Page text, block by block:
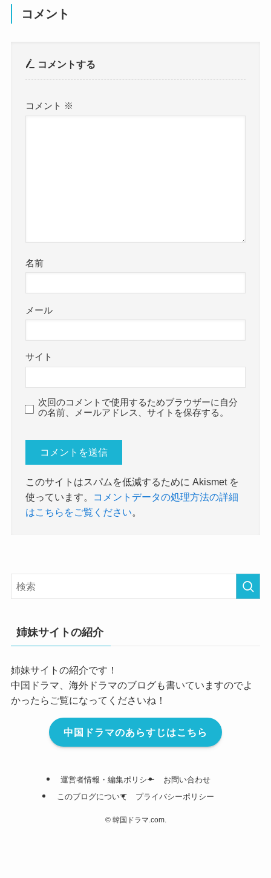
コメント
コメントする
コメント ※
名前
メール
サイト
次回のコメントで使用するためブラウザーに自分
の名前、メールアドレス、サイトを保存する。
このサイトはスパムを低減するために Akismet を
使っています。
コメントデータの処理方法の詳細
はこちらをご覧ください。
姉妹サイトの紹介
姉妹サイトの紹介です！
中国ドラマ、海外ドラマのブログも書いていますのでよ
かったらご覧になってくださいね！
中国ドラマのあらすじはこちら
運営者情報・編集ポリシー
お問い合わせ
このブログについて
プライバシーポリシー
©韓国ドラマ.com.